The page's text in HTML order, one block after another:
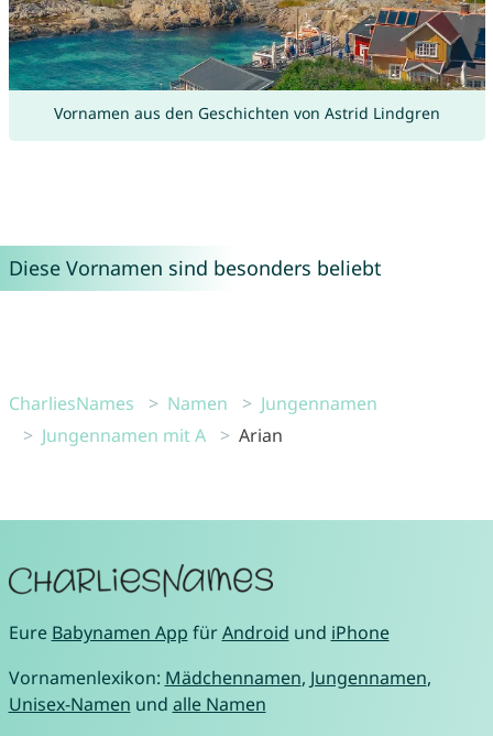
Vornamen aus den Geschichten von Astrid Lindgren
Diese Vornamen sind besonders beliebt
CharliesNames Namen
Jungennamen
Jungennamen mit A
Arian
Eure Babynamen App fürAndroid und iPhone
Vornamenlexikon: Mädchennamen, Jungennamen,
Unisex-Namen und alle Namen